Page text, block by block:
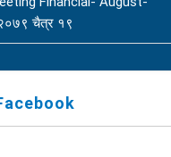
चैत्र १९
077 - २०७७ कार्तिक २३